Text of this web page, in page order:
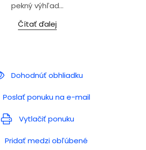
pekný výhľad...
Čítať ďalej
Dohodnúť obhliadku
Poslať ponuku na e-mail
Vytlačiť ponuku
Pridať medzi obľúbené